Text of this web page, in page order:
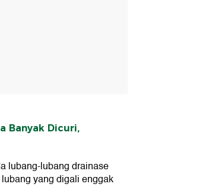
Banyak Dicuri,
lubang-lubang drainase
yang digali enggak